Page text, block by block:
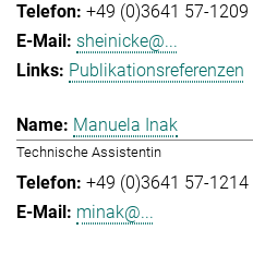
+49 (0)3641 57-1209
sheinicke@...
Publikationsreferenzen
Manuela Inak
Technische Assistentin
+49 (0)3641 57-1214
minak@...